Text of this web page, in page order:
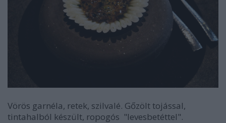
Vörös garnéla, retek, szilvalé. Gőzölt tojással,
tintahalból készült, ropogós "levesbetéttel".